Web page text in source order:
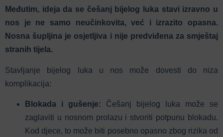
Međutim, ideja da se češanj bijelog luka stavi izravno u
nos je ne samo neučinkovita, već i izrazito opasna.
Nosna šupljina je osjetljiva i nije predviđena za smještaj
stranih tijela.
Stavljanje bijelog luka u nos može dovesti do niza
komplikacija:
Blokada i gušenje: Češanj bijelog luka može se
zaglaviti u nosnom prolazu i stvoriti potpunu blokadu.
Kod djece, to može biti posebno opasno zbog rizika od